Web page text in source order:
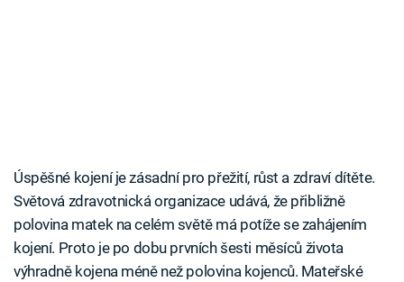
Úspěšné kojení je zásadní pro přežití, růst a zdraví dítěte.
Světová zdravotnická organizace udává, že přibližně
polovina matek na celém světě má potíže se zahájením
kojení. Proto je po dobu prvních šesti měsíců života
výhradně kojena méně než polovina kojenců. Mateřské